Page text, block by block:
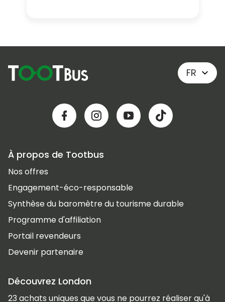
FR
À propos de Tootbus
Nos offres
Engagement-éco-responsable
Synthèse du baromètre du tourisme durable
Programme d'affiliation
Portail revendeurs
Devenir partenaire
Découvrez London
23 achats uniques que vous ne pourrez réaliser qu'à